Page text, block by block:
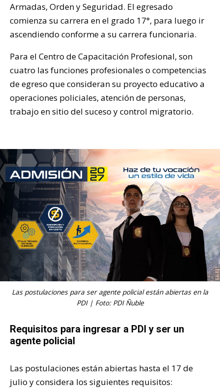
Armadas, Orden y Seguridad. El egresado
comienza su carrera en el grado 17°, para luego ir
ascendiendo conforme a su carrera funcionaria.
Para el Centro de Capacitación Profesional, son
cuatro las funciones profesionales o competencias
de egreso que consideran su proyecto educativo a
operaciones policiales, atención de personas,
trabajo en sitio del suceso y control migratorio.
Las postulaciones para ser agente policial están abiertas en la
PDI | Foto: PDI Ñuble
Requisitos para ingresar a PDI y ser un
agente policial
Las postulaciones están abiertas hasta el 17 de
julio y considera los siguientes requisitos: